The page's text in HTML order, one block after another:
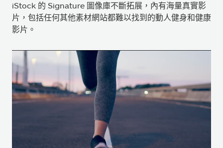
iStock 的 Signature 圖像庫不斷拓展，內有海量真實影
片，包括任何其他素材網站都難以找到的動人健身和健康
影片。